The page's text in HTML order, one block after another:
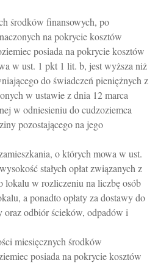
środków finansowych, po
na pokrycie kosztów
posiada na pokrycie kosztów
w ust. 1 pkt 1 lit. b, jest wyższa niż
do świadczeń pieniężnych z
w ustawie z dnia 12 marca
w odniesieniu do cudzoziemca
pozostającego na jego
o których mowa w ust.
stałych opłat związanych z
lokalu w rozliczeniu na liczbę osób
a ponadto opłaty za dostawy do
odbiór ścieków, odpadów i
miesięcznych środków
posiada na pokrycie kosztów